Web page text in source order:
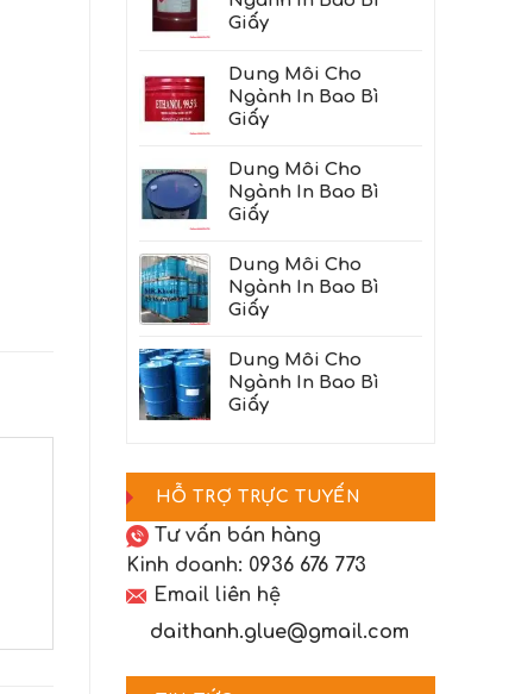
Giấy
Dung Môi Cho
Ngành In Bao Bì
Giấy
Dung Môi Cho
Ngành In Bao Bì
Giấy
Dung Môi Cho
Ngành In Bao Bì
Giấy
Dung Môi Cho
Ngành In Bao Bì
Giấy
HỖ TRỢ TRỰC TUYẾN
Tư vấn bán hàng
Kinh doanh: 0936 676 773
Email liên hệ
daithanh.glue@gmail.com